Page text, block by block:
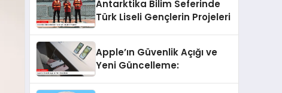
Antarktika Bilim Seferinde
Türk Liseli Gençlerin Projeleri
Apple’ın Güvenlik Açığı ve
Yeni Güncelleme: